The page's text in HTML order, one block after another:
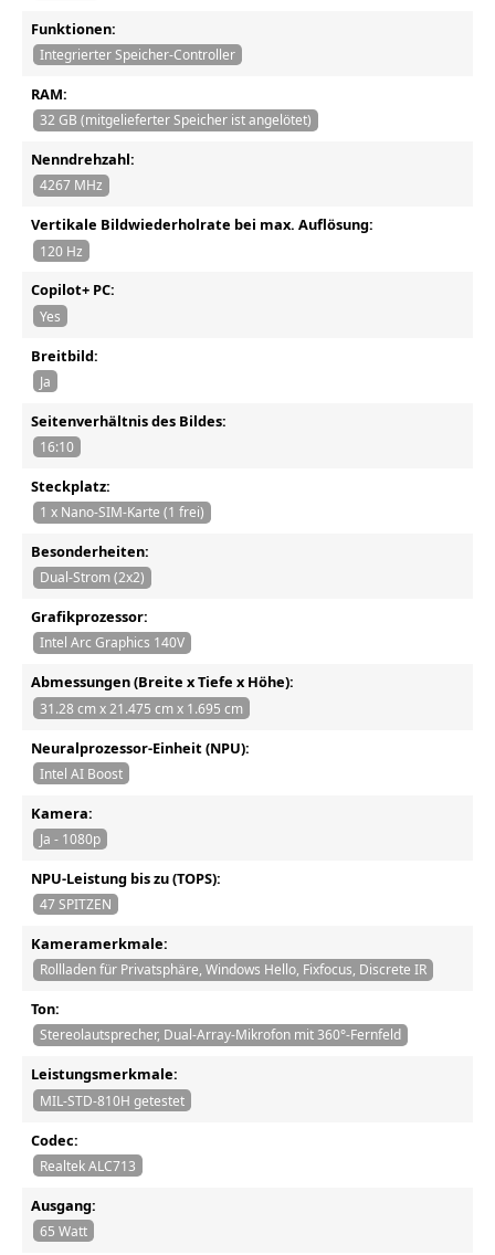
Funktionen:
Integrierter Speicher-Controller
RAM:
32 GB (mitgelieferter Speicher ist angelötet)
Nenndrehzahl:
4267 MHz
Vertikale Bildwiederholrate bei max. Auflösung:
120 Hz
Copilot+ PC:
Yes
Breitbild:
Ja
Seitenverhältnis des Bildes:
16:10
Steckplatz:
1 x Nano-SIM-Karte (1 frei)
Besonderheiten:
Dual-Strom (2x2)
Grafikprozessor:
Intel Arc Graphics 140V
Abmessungen (Breite x Tiefe x Höhe):
31.28 cm x 21.475 cm x 1.695 cm
Neuralprozessor-Einheit (NPU):
Intel AI Boost
Kamera:
Ja - 1080p
NPU-Leistung bis zu (TOPS):
47 SPITZEN
Kameramerkmale:
Rollladen für Privatsphäre, Windows Hello, Fixfocus, Discrete IR
Ton:
Stereolautsprecher, Dual-Array-Mikrofon mit 360°-Fernfeld
Leistungsmerkmale:
MIL-STD-810H getestet
Codec:
Realtek ALC713
Ausgang:
65 Watt